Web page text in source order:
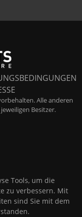
Alle anderen
Besitzer.
Tools, um die
zu verbessern. Mit
sind Sie mit dem